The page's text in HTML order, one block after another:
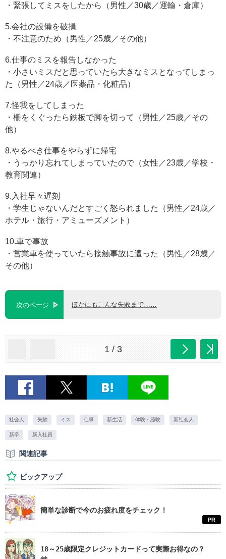
・緊張してミスをしたから（男性／30歳／運輸・倉庫）
5.会社の設備を破損
・不注意のため（男性／25歳／その他）
6.仕事のミスを報告しなかった
・小さいミスだと思っていたら大きなミスとなってしまっ
た（男性／24歳／医薬品・化粧品）
7.怪我をしてしまった
・柵をくぐったら鉄板で脚を切って（男性／25歳／その
他）
8.やるべき仕事をやらずに帰宅
・うっかり忘れてしまっていたので（女性／23歳／学校・
教育関連）
9.入社早々遅刻
・学生じゃないんだとすごく怒られました（男性／24歳／
ホテル・旅行・アミューズメント）
10.車で事故
・営業車を使っていたら接触事故に遭った（男性／28歳／
その他）
次のページ ほかにもこんな失敗まで……
1 / 3
社会人 失敗 ミス 仕事 新生活 体験・経験 新社会人
新卒 新入社員
関連記事
ピックアップ
簡単な診断で今のお疲れ度をチェック！
PR
18～25歳限定クレジットカードって実際お得なの？